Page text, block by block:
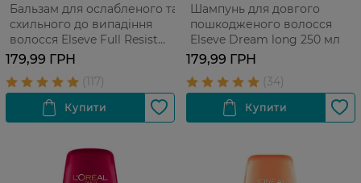
Бальзам для ослабленого та
схильного до випадіння
волосся Elseve Full Resist
Arginine+Aminexil 200 мл
179,99 ГРН
Шампунь для довгого
пошкодженого волосся
Elseve Dream long 250 мл
179,99 ГРН